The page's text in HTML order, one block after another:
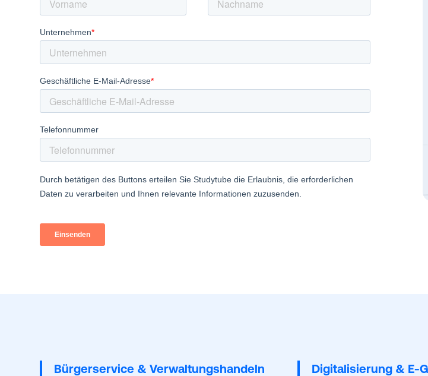
Bürgerservice & Verwaltungshandeln Digitalisierung & E-